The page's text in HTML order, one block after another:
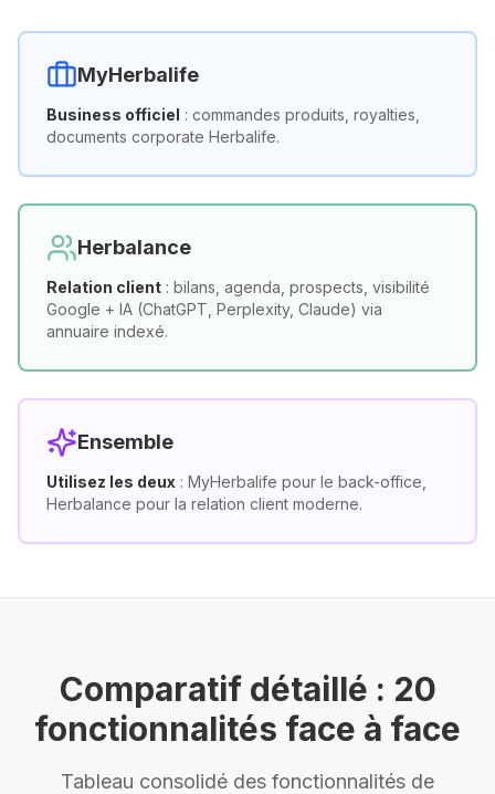
MyHerbalife
Business officiel : commandes produits, royalties,
documents corporate Herbalife.
Herbalance
Relation client : bilans, agenda, prospects, visibilité
Google + IA (ChatGPT, Perplexity, Claude) via
annuaire indexé.
Ensemble
Utilisez les deux : MyHerbalife pour le back-office,
Herbalance pour la relation client moderne.
Comparatif détaillé : 20
fonctionnalités face à face
Tableau consolidé des fonctionnalités de